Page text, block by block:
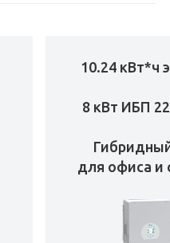
10.24 кВт*ч
8 кВт ИБП
для офиса и